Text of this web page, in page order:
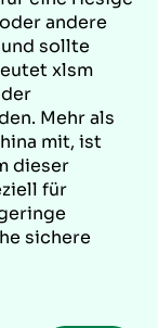
andere
sollte
xlsm
Mehr als
mit, ist
dieser
für
sichere